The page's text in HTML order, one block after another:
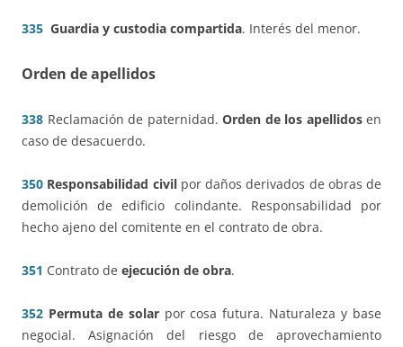
335 Guardia y custodia compartida. Interés del menor.
Orden de apellidos
338 Reclamación de paternidad. Orden de los apellidosen
caso de desacuerdo.
350 Responsabilidad civilpor daños derivados de obras de
demolición de edificio colindante. Responsabilidad por
hecho ajeno del comitente en el contrato de obra.
351 Contrato de ejecución de obra.
352 Permuta de solarpor cosa futura. Naturaleza y base
negocial. Asignación del riesgo de aprovechamiento